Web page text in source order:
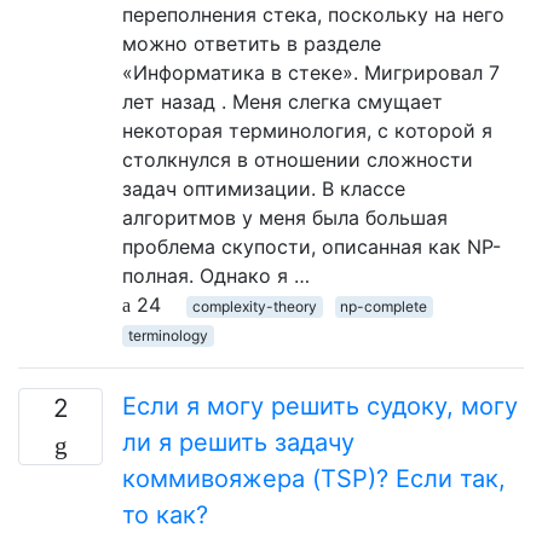
переполнения стека, поскольку на него
можно ответить в разделе
«Информатика в стеке». Мигрировал 7
лет назад . Меня слегка смущает
некоторая терминология, с которой я
столкнулся в отношении сложности
задач оптимизации. В классе
алгоритмов у меня была большая
проблема скупости, описанная как NP-
полная. Однако я …
24
complexity-theory
np-complete
terminology
2
Если я могу решить судоку, могу
ли я решить задачу
коммивояжера (TSP)? Если так,
то как?